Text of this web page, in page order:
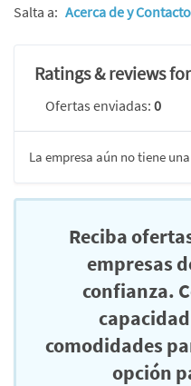
Salta a: Acerca de y Contacto
Ratings & reviews
Ofertas enviadas: 0
La empresa aún no tiene
Reciba
empresas
confianza.
comodidades
opción